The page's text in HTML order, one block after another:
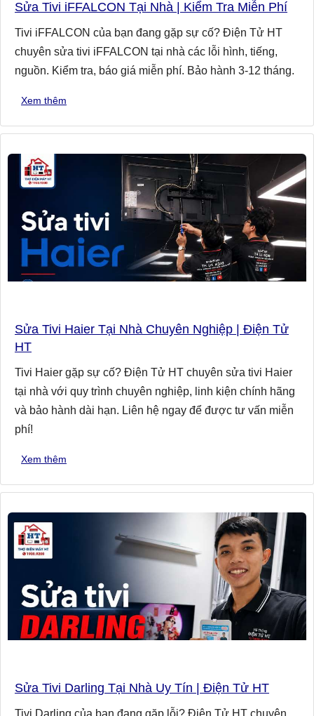
Sửa Tivi iFFALCON Tại Nhà | Kiểm Tra Miễn Phí
Tivi iFFALCON của bạn đang gặp sự cố? Điện Tử HT
chuyên sửa tivi iFFALCON tại nhà các lỗi hình, tiếng,
nguồn. Kiểm tra, báo giá miễn phí. Bảo hành 3-12 tháng.
Xem thêm
Sửa Tivi Haier Tại Nhà Chuyên Nghiệp | Điện Tử
HT
Tivi Haier gặp sự cố? Điện Tử HT chuyên sửa tivi Haier
tại nhà với quy trình chuyên nghiệp, linh kiện chính hãng
và bảo hành dài hạn. Liên hệ ngay để được tư vấn miễn
phí!
Xem thêm
Sửa Tivi Darling Tại Nhà Uy Tín | Điện Tử HT
Tivi Darling của bạn đang gặp lỗi? Điện Tử HT chuyên